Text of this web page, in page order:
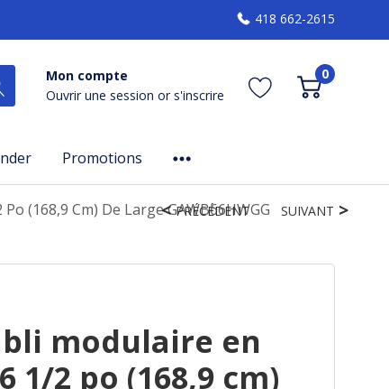
418 662-2615
Mon compte
Ouvrir une session or s'inscrire
0
Promotions
(168,9 Cm) De Large GAWB66HWGG
PRÉCÉDENT SUIVANT
modulaire en
1/2 po (168,9 cm)